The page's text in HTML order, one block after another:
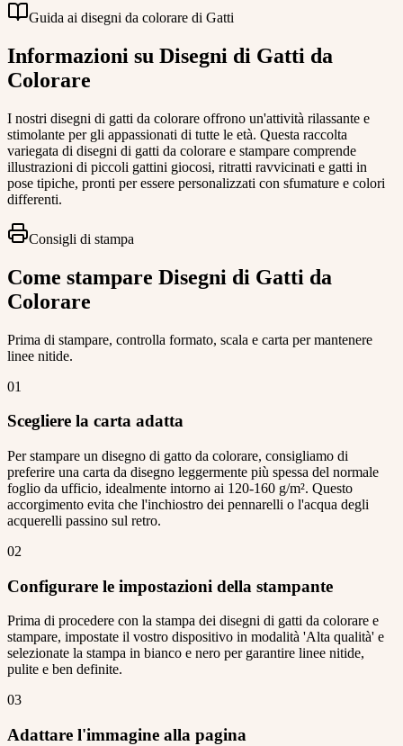
Guida ai disegni da colorare di Gatti
Informazioni su Disegni di Gatti da
Colorare
I nostri disegni di gatti da colorare offrono un'attività rilassante e
stimolante per gli appassionati di tutte le età. Questa raccolta
variegata di disegni di gatti da colorare e stampare comprende
illustrazioni di piccoli gattini giocosi, ritratti ravvicinati e gatti in
pose tipiche, pronti per essere personalizzati con sfumature e colori
differenti.
Consigli di stampa
Come stampare Disegni di Gatti da
Colorare
Prima di stampare, controlla formato, scala e carta per mantenere
linee nitide.
01
Scegliere la carta adatta
Per stampare un disegno di gatto da colorare, consigliamo di
preferire una carta da disegno leggermente più spessa del normale
foglio da ufficio, idealmente intorno ai 120-160 g/m². Questo
accorgimento evita che l'inchiostro dei pennarelli o l'acqua degli
acquerelli passino sul retro.
02
Configurare le impostazioni della stampante
Prima di procedere con la stampa dei disegni di gatti da colorare e
stampare, impostate il vostro dispositivo in modalità 'Alta qualità' e
selezionate la stampa in bianco e nero per garantire linee nitide,
pulite e ben definite.
03
Adattare l'immagine alla pagina